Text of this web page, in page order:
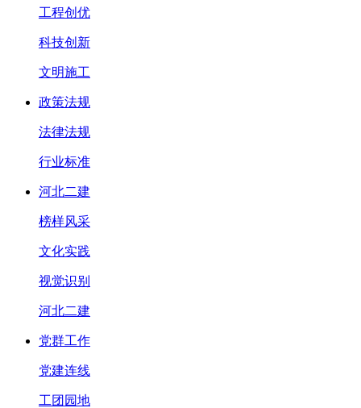
工程创优
科技创新
文明施工
政策法规
法律法规
行业标准
河北二建
榜样风采
文化实践
视觉识别
河北二建
党群工作
党建连线
工团园地